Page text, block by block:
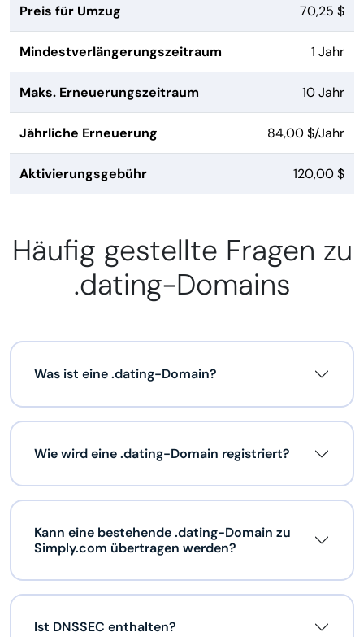
Preis für Umzug 70,25 $
Mindestverlängerungszeitraum 1 Jahr
Maks. Erneuerungszeitraum 10 Jahr
Jährliche Erneuerung 84,00 $/Jahr
Aktivierungsgebühr 120,00 $
Häufig gestellte Fragen zu
.dating-Domains
Was ist eine .dating-Domain?
Wie wird eine .dating-Domain registriert?
Kann eine bestehende .dating-Domain zu
Simply.com übertragen werden?
Ist DNSSEC enthalten?